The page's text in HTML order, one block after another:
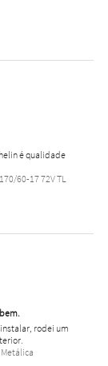
é qualidade
60-17 72V TL
rodei um